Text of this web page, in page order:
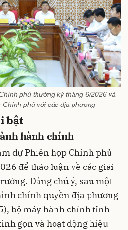
phủ thường kỳ tháng 6/2026 và
Chính phủ với các địa phương
bật
hành chính
dự Phiên họp Chính phủ
để thảo luận về các giải
Đáng chú ý, sau một
chính quyền địa phương
bộ máy hành chính tỉnh
gọn và hoạt động hiệu